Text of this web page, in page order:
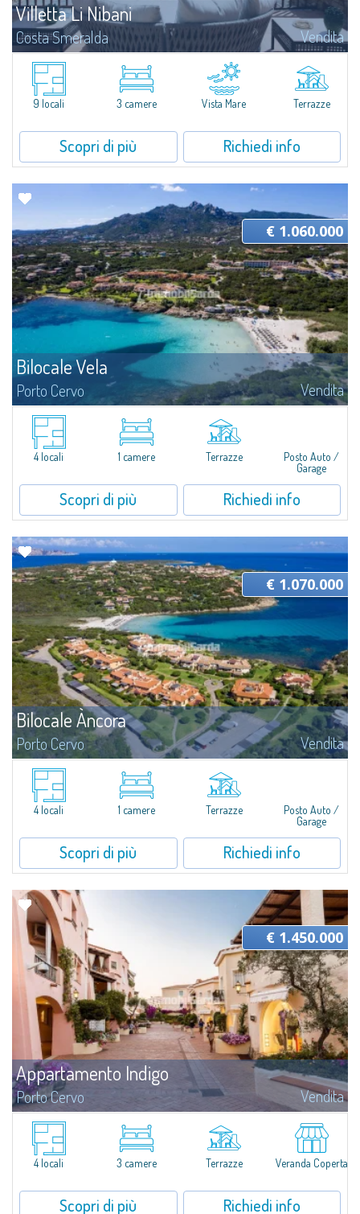
Villetta Li Nibani
Costa Smeralda Vendita
A pochi passi dalla Baia del Piccolo Pevero, Villetta Li Nibani si trova
all'interno di un tranquillo condominio con vista mozzafiato sul mare della
Costa Smeralda, in posizione strategica per raggiungere la spiaggia in...
9 locali 3 camere Vista Mare Terrazze
Scopri di più Richiedi info
Bilocale Vela
Porto Cervo Vendita
​Grazioso appartamento bilocale in vendita a soli 100 mt dalla bellissima
spiaggia di Cala Granu, una delle più pittoresche dell'intera Costa
Smeralda.L’appartamento si trova all’interno del Residence Sea...
€ 1.060.000
4 locali 1 camere Terrazze
Posto Auto /
Garage
Scopri di più Richiedi info
Bilocale Àncora
Porto Cervo Vendita
​Grazioso appartamento bilocale vista mare in vendita a soli 100 mt dalla
bellissima spiaggia di Cala Granu, una delle più pittoresche dell'intera Costa
Smeralda.L’appartamento é situato all’interno del Residence...
€ 1.070.000
4 locali 1 camere Terrazze
Posto Auto /
Garage
Scopri di più Richiedi info
Appartamento Indigo
Porto Cervo Vendita
A pochi passi dalla celebre Passeggiata e dal Porto Vecchio, questo
appartamento ristrutturato con gusto unisce design contemporaneo e
fascino mediterraneo, regalando ambienti accoglienti e raffinati con una
splendida...
€ 1.450.000
4 locali 3 camere Terrazze Veranda Coperta
Scopri di più Richiedi info